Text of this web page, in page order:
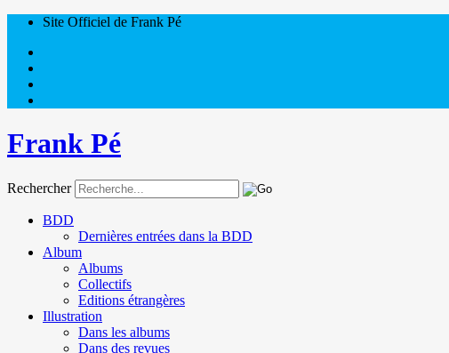
Site Officiel de Frank Pé
Frank Pé
Rechercher
BDD
Dernières entrées dans la BDD
Album
Albums
Collectifs
Editions étrangères
Illustration
Dans les albums
Dans des revues